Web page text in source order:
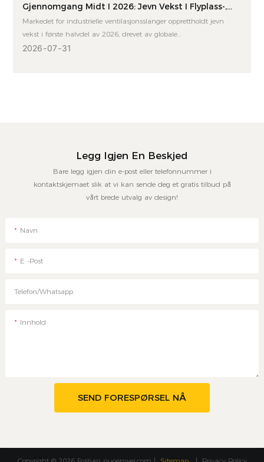
Gjennomgang Midt I 2026: Jevn Vekst I Flyplass-,
Høytemperatur- Og Antistatiske Segmenter
Markedet for industrielle ventilasjonsslanger opprettholdt jevn
vekst i første halvdel av 2026, drevet av globale
infrastrukturinvesteringer og industriell oppgradering.
2026 07 31
Legg Igjen En Beskjed
Bare legg igjen din e-post eller telefonnummer i
kontaktskjemaet slik at vi kan sende deg et gratis tilbud på
vårt brede utvalg av design!
Navn
E -post
Telefon/whatsapp
Innhold
SEND FORESPØRSEL NÅ
Copyright © 2026 Foshan nuoenwei.com | Sitemap | Privacy Policy